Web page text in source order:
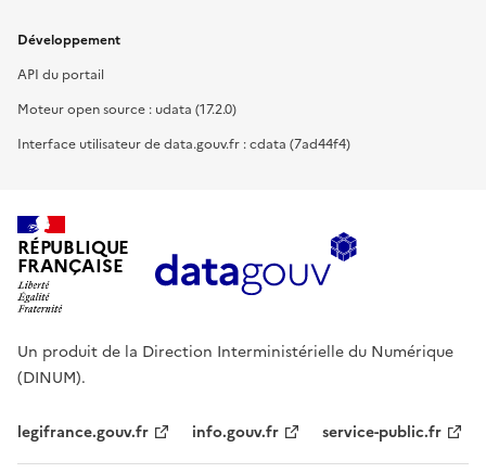
Développement
API du portail
Moteur open source : udata (17.2.0)
Interface utilisateur de data.gouv.fr : cdata (7ad44f4)
RÉPUBLIQUE
FRANÇAISE
Un produit de la Direction Interministérielle du Numérique
(DINUM).
legifrance.gouv.fr info.gouv.fr service-public.fr